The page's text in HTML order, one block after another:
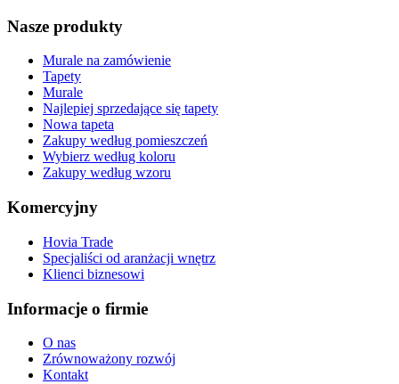
Nasze produkty
Murale na zamówienie
Tapety
Murale
Najlepiej sprzedające się tapety
Nowa tapeta
Zakupy według pomieszczeń
Wybierz według koloru
Zakupy według wzoru
Komercyjny
Hovia Trade
Specjaliści od aranżacji wnętrz
Klienci biznesowi
Informacje o firmie
O nas
Zrównoważony rozwój
Kontakt